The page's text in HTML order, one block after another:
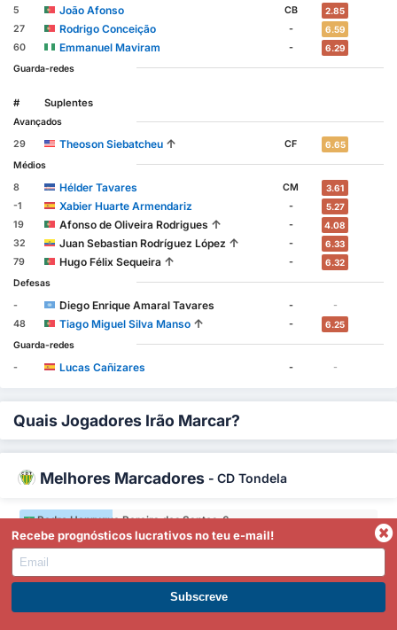
5 João Afonso CB 2.85
27 Rodrigo Conceição - 6.59
60 Emmanuel Maviram - 6.29
Guarda-redes
# Suplentes
Avançados
29
Theoson Siebatcheu ↑ CF 6.65
Médios
8
Hélder Tavares CM 3.61
-1 Xabier Huarte Armendariz - 5.27
19 Afonso de Oliveira Rodrigues ↑ - 4.08
32 Juan Sebastian Rodríguez López ↑ - 6.33
79 Hugo Félix Sequeira ↑ - 6.32
Defesas
-
Diego Enrique Amaral Tavares -
-
48
Tiago Miguel Silva Manso ↑ - 6.25
Guarda-redes
-
Lucas Cañizares - -
Quais Jogadores Irão Marcar?
Melhores Marcadores - CD Tondela
Pedro Henryque Pereira dos Santos 6
Pedro Henryque Pereira dos Santos 6
Rony Lopes 4
Rony Lopes 4 Torna-te Premium
Recebe prognósticos lucrativos no teu e-mail!